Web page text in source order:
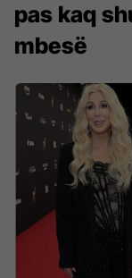
pas kaq
mbesë